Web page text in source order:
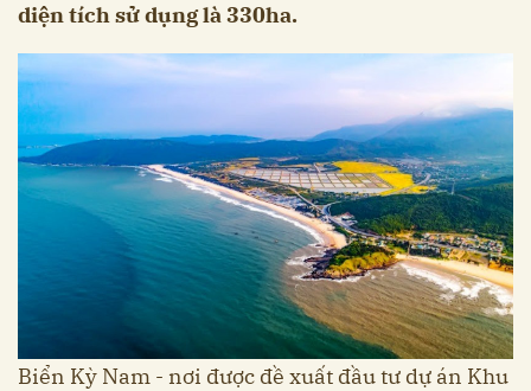
diện tích sử dụng là 330ha.
Biển Kỳ Nam - nơi được đề xuất đầu tư dự án Khu